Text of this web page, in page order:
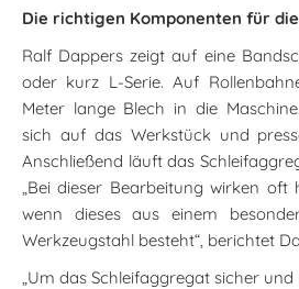
Die richtigen Komponenten für
Ralf Dappers zeigt auf eine
oder kurz L-Serie. Auf
Meter lange Blech in die
sich auf das Werkstück und
Anschließend läuft das
„Bei dieser Bearbeitung wirken
wenn dieses aus einem
Werkzeugstahl besteht“, berichtet
„Um das Schleifaggregat sicher